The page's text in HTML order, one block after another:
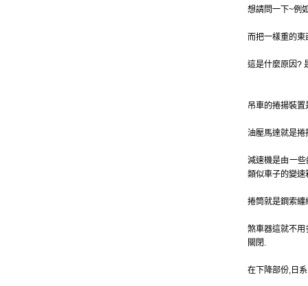
想請問一下~例
而把一樣重的
這是什麼原因?
吊車的捲揚裝
油壓馬達就是捲
減速機是由一
類似車子的變速
捲筒就是鋼索纏
煞車器這就不用
關閉.
在下降部份,日